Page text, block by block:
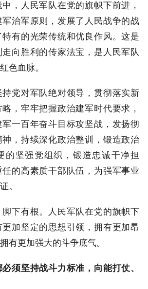
人民军队在党的旗帜下前进，
治军原则，发展了人民战争的战
有的光荣传统和优良作风。这是
走向胜利的传家法宝，是人民军队
色血脉。
对军队绝对领导，贯彻落实新
，牢牢把握政治建军时代要求，
一百年奋斗目标攻坚战，发扬彻
，持续深化政治整训，锻造政治
的坚强党组织，锻造忠诚干净担
的高素质干部队伍，为强军事业
。
有根。人民军队在党的旗帜下
加坚定的思想引领，拥有更加昂
有更加强大的斗争底气。
须坚持战斗力标准，向能打仗、